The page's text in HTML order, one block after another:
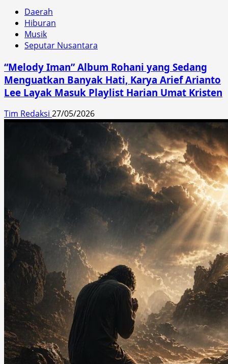
Daerah
Hiburan
Musik
Seputar Nusantara
“Melody Iman” Album Rohani yang Sedang
Menguatkan Banyak Hati, Karya Arief Arianto
Lee Layak Masuk Playlist Harian Umat Kristen
Tim Redaksi 27/05/2026